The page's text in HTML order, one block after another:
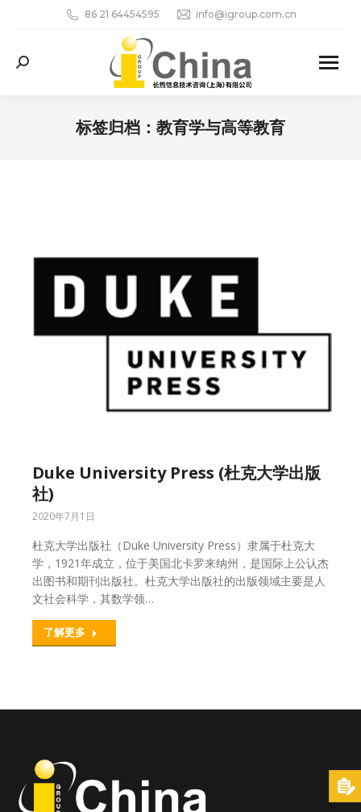
86 21 64454595 info@igroup.com.cn
Search:
标签归档： 教育学与高等教育
Duke University Press (杜克大学出版
社)
2020年7月1日
杜克大学出版社（Duke University Press）隶属于杜克大
学，1921年成立，位于美国北卡罗来纳州，是国际上公认杰
出图书和期刊出版社。杜克大学出版社的出版领域主要是人
文社会科学，其数学领…
了解更多